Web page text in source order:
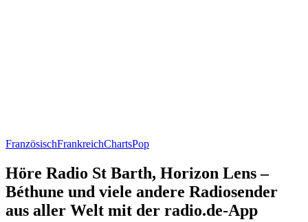
FranzösischFrankreichChartsPop
Höre Radio St Barth, Horizon Lens –
Béthune und viele andere Radiosender
aus aller Welt mit der radio.de-App